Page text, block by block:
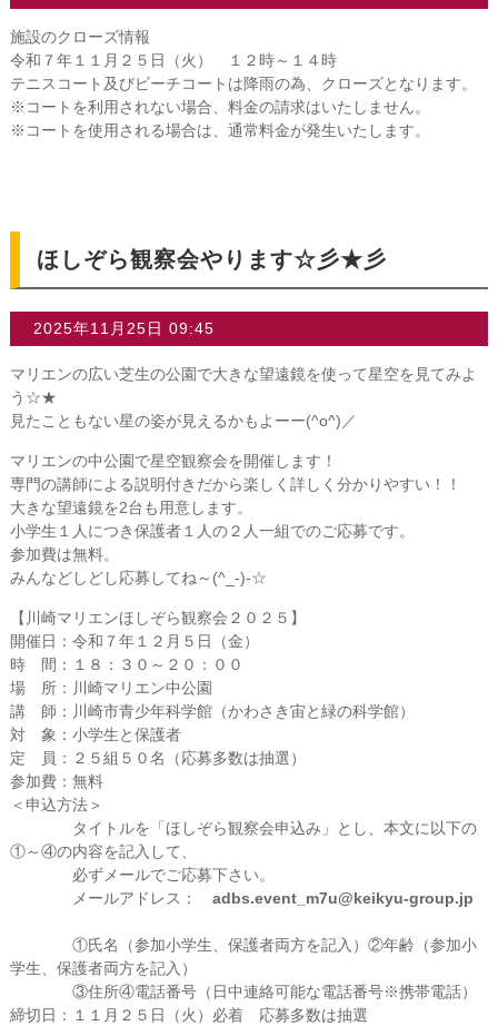
施設のクローズ情報
令和７年１１月２５日（火） １２時～１４時
テニスコート及びビーチコートは降雨の為、クローズとなります。
※コートを利用されない場合、料金の請求はいたしません。
※コートを使用される場合は、通常料金が発生いたします。
ほしぞら観察会やります☆彡★彡
2025年11月25日 09:45
マリエンの広い芝生の公園で大きな望遠鏡を使って星空を見てみよ
う☆★
見たこともない星の姿が見えるかもよーー(^o^)／
マリエンの中公園で星空観察会を開催します！
専門の講師による説明付きだから楽しく詳しく分かりやすい！！
大きな望遠鏡を2台も用意します。
小学生１人につき保護者１人の２人一組でのご応募です。
参加費は無料。
みんなどしどし応募してね～(^_-)-☆
【川崎マリエンほしぞら観察会２０２５】
開催日：令和７年１２月５日（金）
時 間：１８：３０～２０：００
場 所：川崎マリエン中公園
講 師：川崎市青少年科学館（かわさき宙と緑の科学館）
対 象：小学生と保護者
定 員：２５組５０名（応募多数は抽選）
参加費：無料
＜申込方法＞
タイトルを「ほしぞら観察会申込み」とし、本文に以下の
①～④の内容を記入して、
必ずメールでご応募下さい。
メールアドレス： adbs.event_m7u@keikyu-group.jp
①氏名（参加小学生、保護者両方を記入）②年齢（参加小
学生、保護者両方を記入）
③住所④電話番号（日中連絡可能な電話番号※携帯電話）
締切日：１１月２５日（火）必着 応募多数は抽選